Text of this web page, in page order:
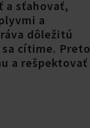
a sťahovať,
a
dôležitú
cítime. Preto
a rešpektovať